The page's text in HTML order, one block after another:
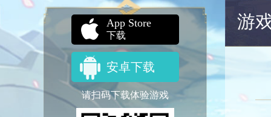
App Store
下载
安卓下载
请扫码下载体验游戏
游